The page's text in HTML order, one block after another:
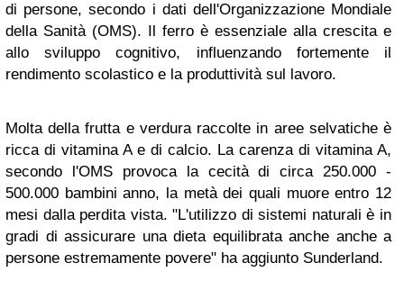
di persone, secondo i dati dell'Organizzazione Mondiale
della Sanità (OMS). Il ferro è essenziale alla crescita e
allo sviluppo cognitivo, influenzando fortemente il
rendimento scolastico e la produttività sul lavoro.
Molta della frutta e verdura raccolte in aree selvatiche è
ricca di vitamina A e di calcio. La carenza di vitamina A,
secondo l'OMS provoca la cecità di circa 250.000 -
500.000 bambini anno, la metà dei quali muore entro 12
mesi dalla perdita vista. "L'utilizzo di sistemi naturali è in
gradi di assicurare una dieta equilibrata anche anche a
persone estremamente povere" ha aggiunto Sunderland.